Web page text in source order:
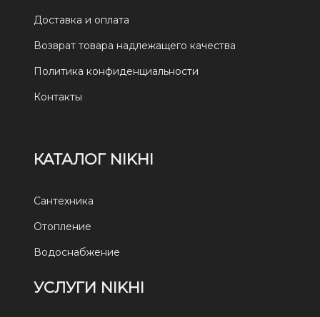
Доставка и оплата
Возврат товара надлежащего качества
Политика конфиденциальности
Контакты
КАТАЛОГ NIKHI
Сантехника
Отопление
Водоснабжение
УСЛУГИ NIKHI